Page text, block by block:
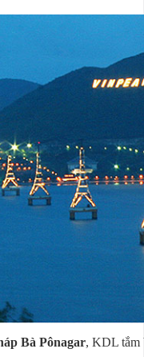
Bà Pônagar, KDL tắm